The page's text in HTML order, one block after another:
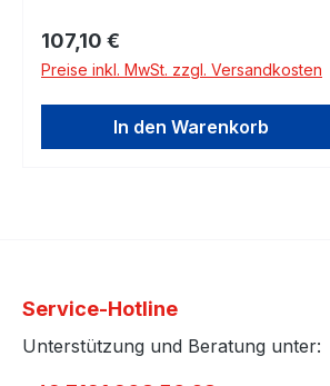
Regulärer Preis:
107,10 €
Preise inkl. MwSt. zzgl. Versandkosten
In den Warenkorb
Service-Hotline
Unterstützung und Beratung unter: